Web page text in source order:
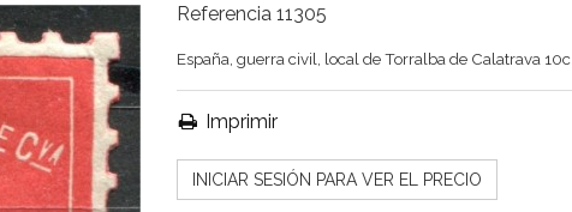
Referencia 11305
España, guerra civil, local de Torralba de Calatrava 10c.
Imprimir
INICIAR SESIÓN PARA VER EL PRECIO